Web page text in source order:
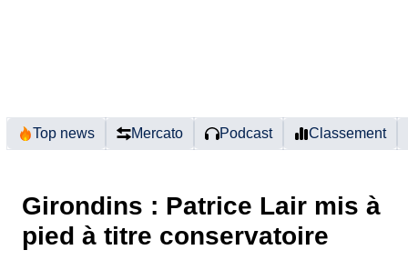
Top news Mercato Podcast Classement
Girondins : Patrice Lair mis à
pied à titre conservatoire